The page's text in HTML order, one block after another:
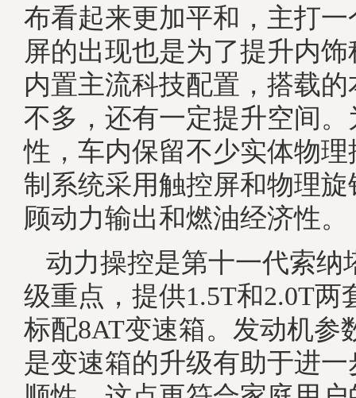
布看起来更加平和，主打
屏的出现也是为了提升内
内置主流科技配置，搭载
不多，还有一定提升空间
性，车内保留不少实体物
制系统采用触控屏和物理
顾动力输出和燃油经济性。
动力操控是第十一代索纳
级重点，提供1.5T和2.0T两
标配8AT变速箱。发动机参
是变速箱的升级有助于进